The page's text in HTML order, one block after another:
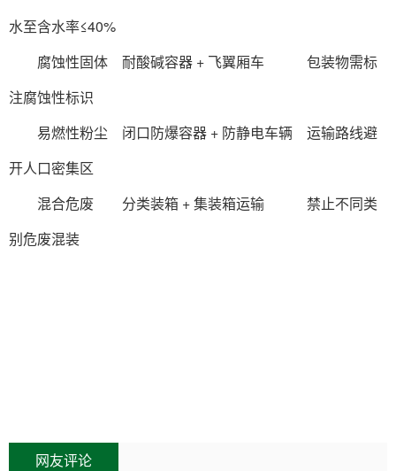
水至含水率≤40%
‌ 腐蚀性固体‌ 耐酸碱容器 + 飞翼厢车 包装物需标
注腐蚀性标识‌
‌ 易燃性粉尘‌ 闭口防爆容器 + 防静电车辆 运输路线避
开人口密集区
‌ 混合危废‌ 分类装箱 + 集装箱运输 禁止不同类
别危废混装
网友评论